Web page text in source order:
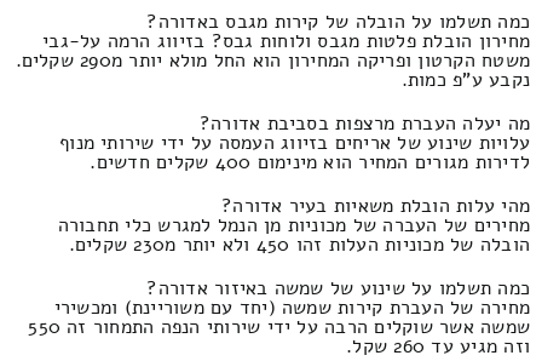
כמה תשלמו על הובלה של קירות מגבס באדורה?
מחירון הובלת פלטות מגבס ולוחות גבס? בזיווג הרמה על-גבי
משטח הקרטון ופריקה המחירון הוא החל מולא יותר מ290 שקלים.
נקבע ע"פ כמות.
מה יעלה העברת מרצפות בסביבת אדורה?
עלויות שינוע של אריחים בזיווג העמסה על ידי שירותי מנוף
לדירות מגורים המחיר הוא מינימום 400 שקלים חדשים.
מהי עלות הובלת משאיות בעיר אדורה?
מחירים של העברה של מכוניות מן הנמל למגרש כלי תחבורה
הובלה של מכוניות העלות זהו 450 ולא יותר מ230 שקלים.
כמה תשלמו על שינוע של שמשה באיזור אדורה?
מחירה של העברת קירות שמשה (יחד עם משוריינת) ומכשירי
שמשה אשר שוקלים הרבה על ידי שירותי הנפה התמחור זה 550
וזה מגיע עד 260 שקל.